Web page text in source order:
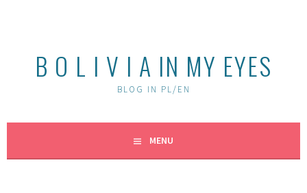
B O L I V I A IN MY EYES
BLOG IN PL/EN
MENU